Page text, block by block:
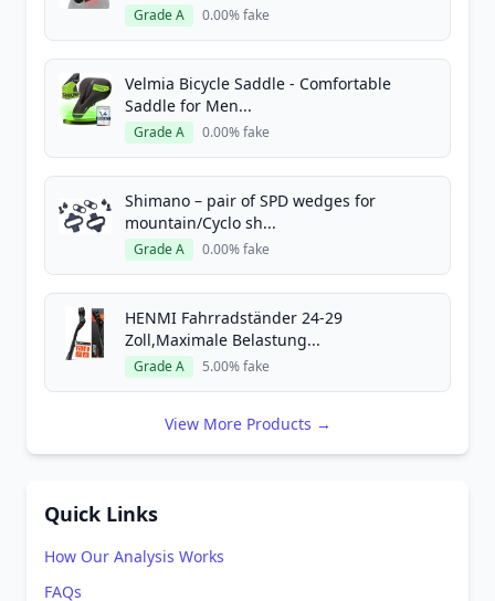
Grade A 0.00% fake
Velmia Bicycle Saddle - Comfortable
Saddle for Men...
Grade A 0.00% fake
Shimano – pair of SPD wedges for
mountain/Cyclo sh...
Grade A 0.00% fake
HENMI Fahrradständer 24-29
Zoll,Maximale Belastung...
Grade A 5.00% fake
View More Products →
Quick Links
How Our Analysis Works
FAQs